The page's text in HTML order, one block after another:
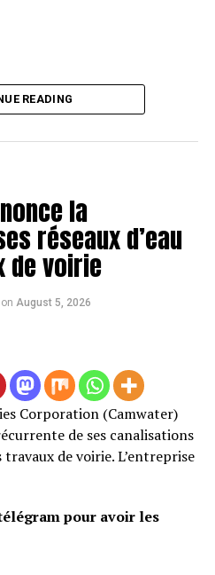
READING
la
réseaux d’eau
de voirie
on August 5, 2026
Corporation (Camwater)
de ses canalisations
de voirie. L’entreprise
pour avoir les